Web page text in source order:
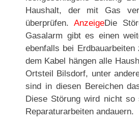
Haushalt, der mit Gas
überprüfen. AnzeigeDie
Gasalarm gibt es einen
ebenfalls bei
dem Kabel hängen alle
Ortsteil Bilsdorf, unter
sind in diesen Bereichen
Diese Störung wird nicht so
Reparaturarbeiten andauern.